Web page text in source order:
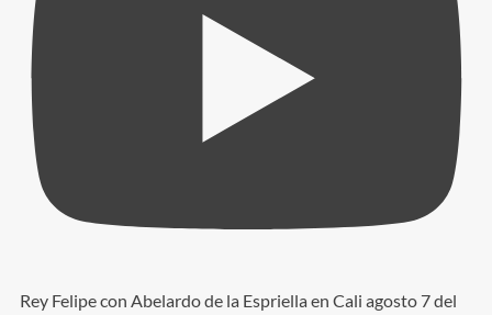
Rey Felipe con Abelardo de la Espriella en Cali agosto 7 del